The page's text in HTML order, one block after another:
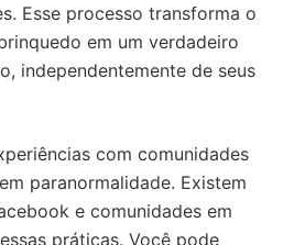
Esse processo transforma o
em um verdadeiro
independentemente de seus
com comunidades
paranormalidade. Existem
e comunidades em
práticas. Você pode